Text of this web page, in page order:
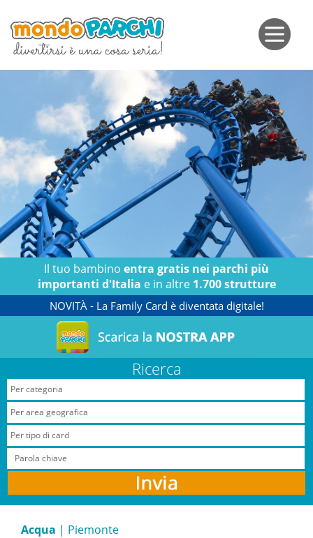
Il tuo bambino entra gratis nei parchi più
importanti d'Italia e in altre 1.700 strutture
NOVITÀ - La Family Card è diventata digitale!
Ricerca
Acqua | Piemonte